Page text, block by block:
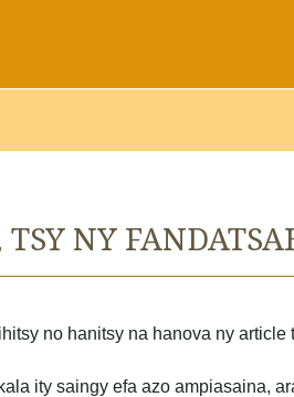
TSY NY
no hanitsy na hanova ny
ity saingy efa azo ampiasaina,